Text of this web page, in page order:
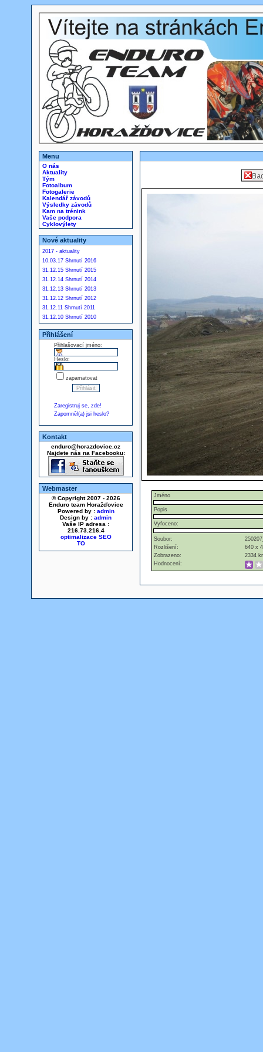
Menu
O nás
Aktuality
Tým
Fotoalbum
Fotogalerie
Kalendář závodů
Výsledky závodů
Kam na trénink
Vaše podpora
Cyklovýlety
Nové aktuality
2017 - aktuality
10.03.17 Shrnutí 2016
31.12.15 Shrnutí 2015
31.12.14 Shrnutí 2014
31.12.13 Shrnutí 2013
31.12.12 Shrnutí 2012
31.12.11 Shrnutí 2011
31.12.10 Shrnutí 2010
Přihlášení
Přihlašovací jméno:
Heslo:
zapamatovat
Zaregistruj se, zde!
Zapomněl(a) jsi heslo?
Kontakt
enduro@horazdovice.cz
Najdete nás na Facebooku:
Webmaster
© Copyright 2007 - 2026
Enduro team Horažďovice
Powered by : admin
Design by : admin
Vaše IP adresa :
216.73.216.4
optimalizace SEO
Jméno
Popis
Vyfoceno:
Soubor:
Rozlišení:
640 x
Zobrazeno:
2334
Hodnocení: